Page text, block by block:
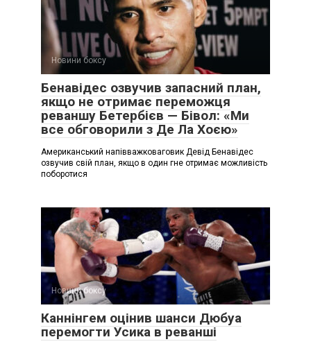
Новини боксу
Бенавідес озвучив запасний план,
якщо не отримає переможця
реваншу Бетербієв — Бівол: «Ми
все обговорили з Де Ла Хоєю»
Американський напівважковаговик Девід Бенавідес
озвучив свій план, якщо в один гне отримає можливість
поборотися
Новини боксу
Каннінгем оцінив шанси Дюбуа
перемогти Усика в реванші